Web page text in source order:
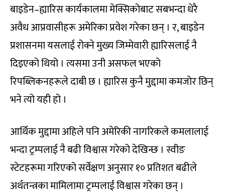
बाइडेन–ह्यारिस कार्यकालमा मेक्सिकोबाट सबभन्दा धेरै
अवैध आप्रवासीहरू अमेरिका प्रवेश गरेका छन् । र, बाइडेन
प्रशासनमा यसलाई रोक्ने मुख्य जिम्मेवारी ह्यारिसलाई नै
दिइएको थियो । त्यसमा उनी असफल भएको
रिपब्लिकनहरूले दाबी छ । ह्यारिस कुनै मुद्दामा कमजोर छिन्
भने त्यो यही हो ।
आर्थिक मुद्दामा अहिले पनि अमेरिकी नागरिकले कमलालाई
भन्दा ट्रम्पलाई नै बढी विश्वास गरेको देखिन्छ । स्वीङ
स्टेटहरूमा गरिएको सर्वेक्षण अनुसार १० प्रतिशत बढीले
अर्थतन्त्रका मामिलामा ट्रम्पलाई विश्वास गरेका छन् ।